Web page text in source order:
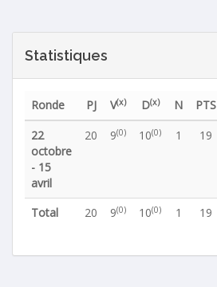
Statistiques
Ronde PJ V(x) D(x) N PTS
22
octobre
- 15
avril
20 9(0) 10(0) 1 19
Total 20 9(0) 10(0) 1 19